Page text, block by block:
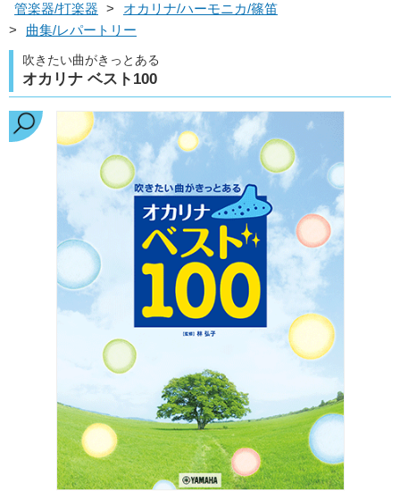
管楽器/打楽器 >
オカリナ/ハーモニカ/篠笛
>
曲集/レパートリー
吹きたい曲がきっとある
オカリナ ベスト100